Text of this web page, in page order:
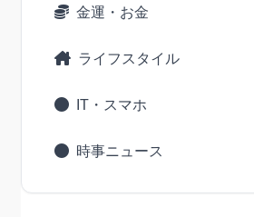
金運・お金
ライフスタイル
IT・スマホ
時事ニュース